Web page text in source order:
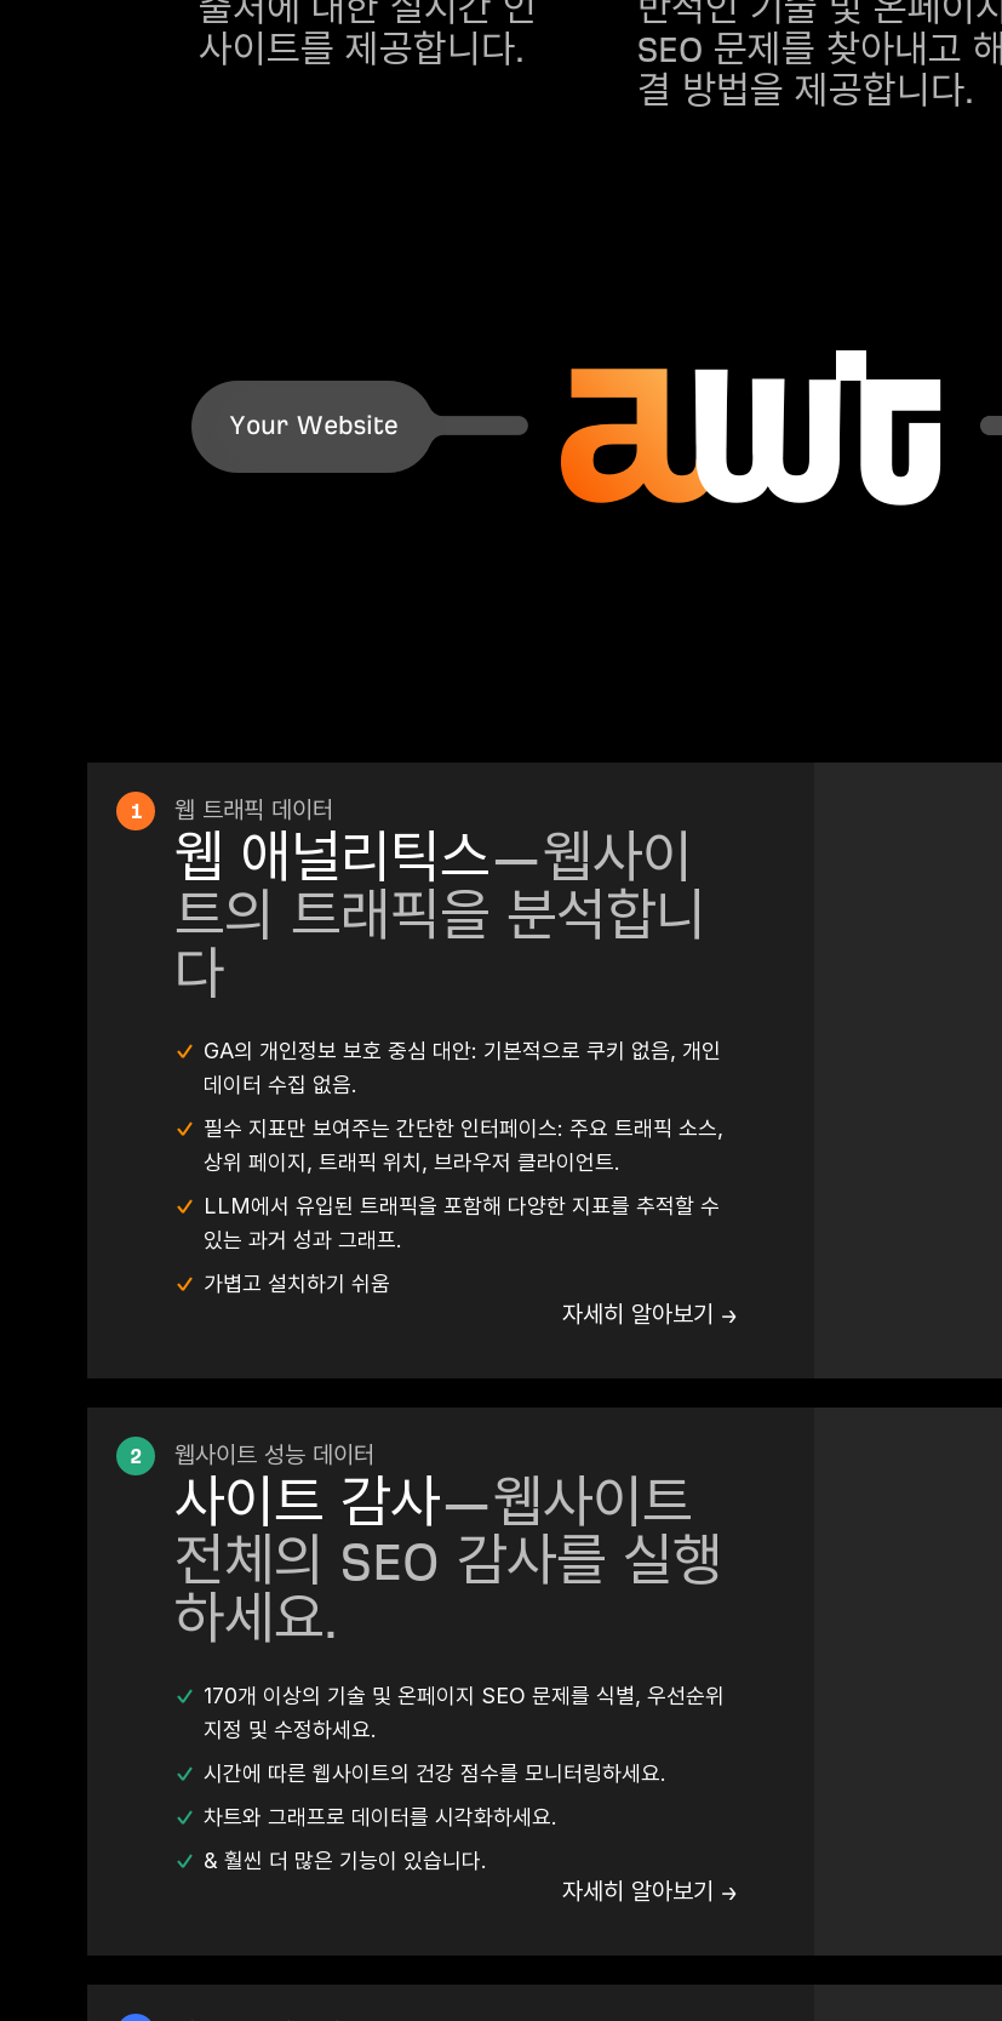
출처에 대한 실시간 인
사이트를 제공합니다.
반적인 기술 및 온페이지
SEO 문제를 찾아내고 해
결 방법을 제공합니다.
1 웹 트래픽 데이터
웹 애널리틱스—웹사이
트의 트래픽을 분석합니
다
GA의 개인정보 보호 중심 대안: 기본적으로 쿠키 없음, 개인
데이터 수집 없음.
필수 지표만 보여주는 간단한 인터페이스: 주요 트래픽 소스,
상위 페이지, 트래픽 위치, 브라우저 클라이언트.
LLM에서 유입된 트래픽을 포함해 다양한 지표를 추적할 수
있는 과거 성과 그래프.
가볍고 설치하기 쉬움
자세히 알아보기 →
2 웹사이트 성능 데이터
사이트 감사—웹사이트
전체의 SEO 감사를 실행
하세요.
170개 이상의 기술 및 온페이지 SEO 문제를 식별, 우선순위
지정 및 수정하세요.
시간에 따른 웹사이트의 건강 점수를 모니터링하세요.
차트와 그래프로 데이터를 시각화하세요.
& 훨씬 더 많은 기능이 있습니다.
자세히 알아보기 →